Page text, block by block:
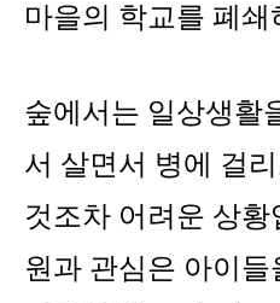
마을의 학교를 폐
숲에서는 일상생활
서 살면서 병에 걸
것조차 어려운 상
원과 관심은 아이